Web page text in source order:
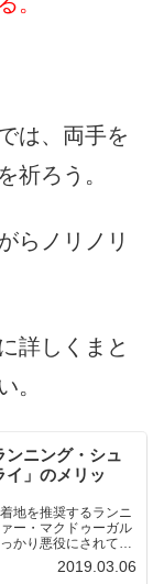
は、両手を
祈ろう。
らノリノリ
詳しくまと
。
ンニング・シュ
イ」のメリッ
地を推奨するランニ
ー・マクドゥーガル
かり悪役にされてし
ズで薄底シューズに
を描いています。
2019.03.06